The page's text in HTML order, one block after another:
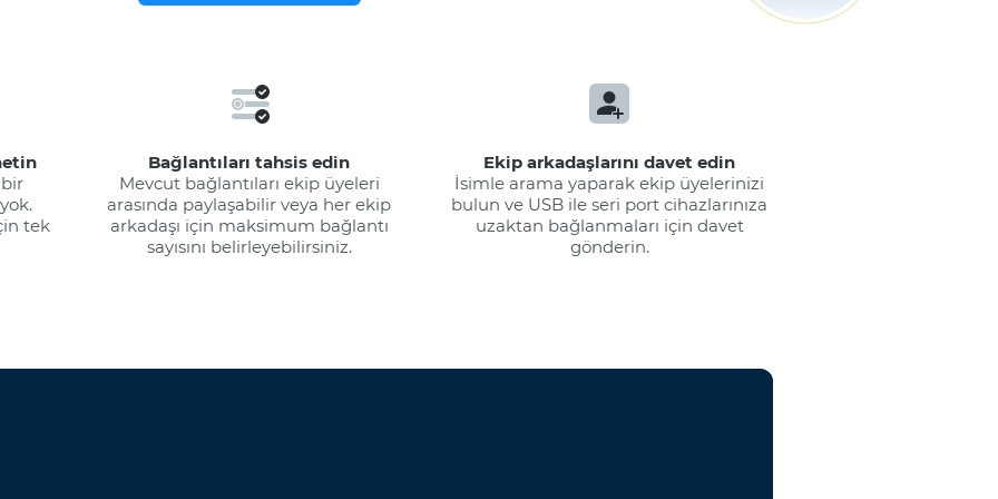
bir
tek
Bağlantıları tahsis edin
Mevcut bağlantıları ekip üyeleri
arasında paylaşabilir veya her ekip
arkadaşı için maksimum bağlantı
sayısını belirleyebilirsiniz.
Ekip arkadaşlarını davet edin
İsimle arama yaparak ekip üyelerinizi
bulun ve USB ile seri port cihazlarınıza
uzaktan bağlanmaları için davet
gönderin.